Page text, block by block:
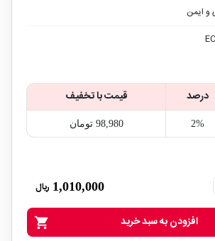
و ایمن
درصد قیمت با تخفیف
2% 98,980‎ تومان
1,010,000 ریال
shopping_cart افزودن به سبد خرید